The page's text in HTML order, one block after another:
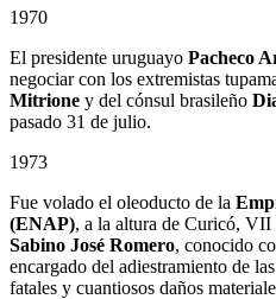
1970
El presidente uruguayo Pacheco
negociar con los extremistas
Mitrione y del cónsul brasileño
pasado 31 de julio.
1973
Fue volado el oleoducto de la
(ENAP), a la altura de Curicó,
Sabino José Romero, conocido
encargado del adiestramiento de
fatales y cuantiosos daños